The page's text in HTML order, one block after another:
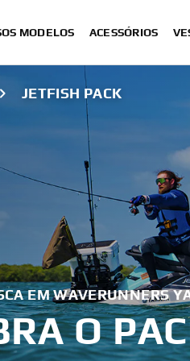
MODELOS ACESSÓRIOS
JETFISH PACK
EM WAVERUNNERS
O